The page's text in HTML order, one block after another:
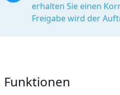
erhalten Sie einen
Freigabe wird der
Funktionen